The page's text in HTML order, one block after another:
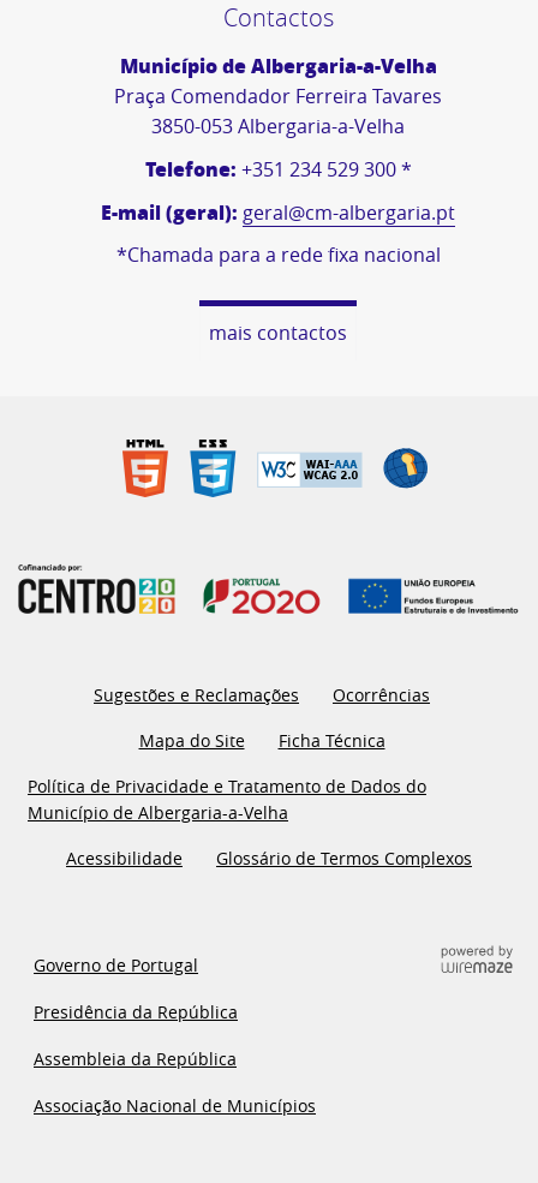
Contactos
Município de Albergaria-a-Velha
Praça Comendador Ferreira Tavares
3850-053 Albergaria-a-Velha
Telefone: +351 234 529 300 *
E-mail (geral): geral@cm-albergaria.pt
*Chamada para a rede fixa nacional
mais contactos
Sugestões e Reclamações
Ocorrências
Mapa do Site
Ficha Técnica
Política de Privacidade e Tratamento de Dados do
Município de Albergaria-a-Velha
Acessibilidade
Glossário de Termos Complexos
Governo de Portugal
Presidência da República
Assembleia da República
Associação Nacional de Municípios